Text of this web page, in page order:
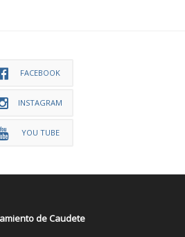
FACEBOOK
INSTAGRAM
YOU TUBE
de Caudete